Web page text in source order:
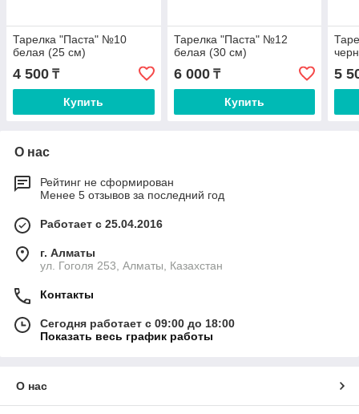
Тарелка "Паста" №10
белая (25 см)
4 500 ₸
Купить
Тарелка "Паста" №12
белая (30 см)
6 000₸
Купить
5
О нас
Рейтинг не сформирован
Менее 5 отзывов за последний год
Работает с 25.04.2016
г. Алматы
ул. Гоголя 253, Алматы, Казахстан
Контакты
Сегодня работает с 09:00 до 18:00
Показать весь график работы
О нас